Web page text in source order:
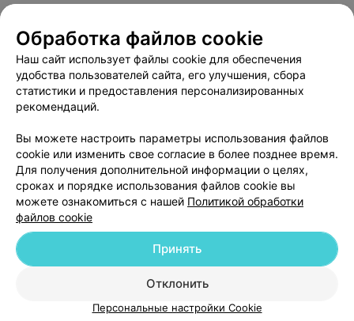
Пользовательское соглашение
Способы оплаты
Вакансии
Партнеры
Написать руководителю 103.by
Обработка персональных данных
© 2026 ООО «Артокс Лаб», УНП 191700409
| 220012, Республика Беларусь,
Служба поддержки +375 291212755
Обработка файлов cookie
Наш сайт использует файлы cookie для обеспечения
удобства пользователей сайта, его улучшения, сбора
статистики и предоставления персонализированных
рекомендаций.
Вы можете настроить параметры использования файлов
cookie или изменить свое согласие в более позднее время.
Для получения дополнительной информации о целях,
сроках и порядке использования файлов cookie вы
можете ознакомиться с нашей Политикой обработки
файлов cookie
Отклонить
Принять
Персональные настройки Cookie